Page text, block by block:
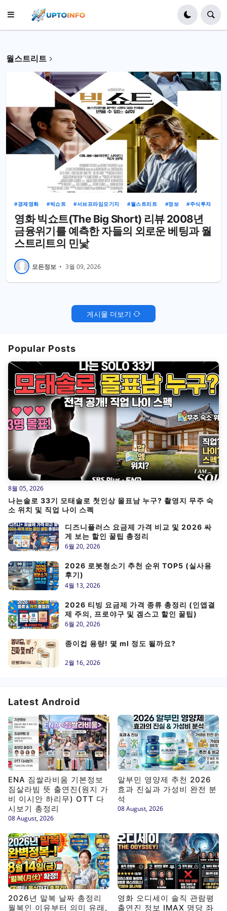
월스트리트
경제영화 빅쇼트 서브프라임모기지 월스트리트 정보 주식투자
영화 빅쇼트(The Big Short) 리뷰 2008년
금융위기를 예측한 자들의 외로운 베팅과 월
스트리트의 민낯
모든정보 • 3월 09, 2026
게시물 더보기
Popular Posts
나는솔로 33기 모태솔로 첫인상 몰표남 누구? 촬영지 무주 숙
소 위치 및 직업 나이 스펙
8월 05, 2026
디즈니플러스 요금제 가격 비교 및 2026 싸
게 보는 할인 꿀팁 총정리
6월 20, 2026
2026 로봇청소기 추천 순위 TOP5 (실사용
후기)
4월 13, 2026
2026 티빙 요금제 가격 종류 총정리 (인앱결
제 주의, 프로야구 및 겜스고 할인 꿀팁)
6월 20, 2026
종이컵 용량! 몇 ml 정도 될까요?
2월 16, 2026
Latest Android
ENA 짐쌀라비움 기본정보
짐살라빔 뜻 출연진(원지 가
비 이시안 하리무) OTT 다
시보기 총정리
08 August, 2026
알부민 영양제 추천 2026
효과 진실과 가성비 완전 분
석
08 August, 2026
2026년 말복 날짜 총정리
월복인 이유부터 의미 유래,
영화 오디세이 솔직 관람평
출연진 정보 IMAX 명당 좌